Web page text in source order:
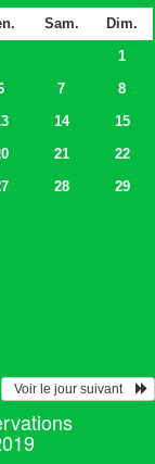
Sam.
Dim.
1
7
8
14
15
21
22
28
29
  Voir le jour suivant